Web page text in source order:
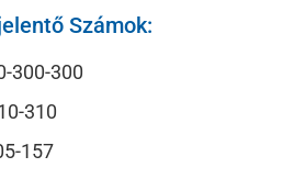
Számok:
300-300
310
157